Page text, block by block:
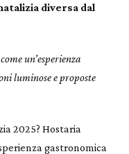
diversa dal
un’esperienza
luminose e proposte
2025? Hostaria
gastronomica